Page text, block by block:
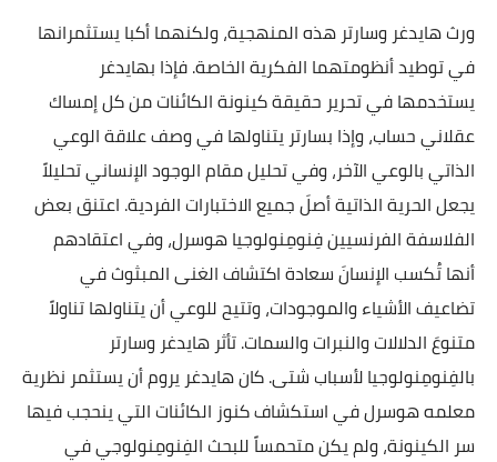
ورث هايدغر وسارتر هذه المنهجية، ولكنهما أكبا يستثمرانها
في توطيد أنظومتهما الفكرية الخاصة. فإذا بهايدغر
يستخدمها في تحرير حقيقة كينونة الكائنات من كل إمساك
عقلاني حساب، وإذا بسارتر يتناولها في وصف علاقة الوعي
الذاتي بالوعي الآخر، وفي تحليل مقام الوجود الإنساني تحليلاً
يجعل الحرية الذاتية أصلَ جميع الاختبارات الفردية. اعتنق بعض
الفلاسفة الفرنسيين فِنومِنولوجيا هوسرل، وفي اعتقادهم
أنها تُكسب الإنسانَ سعادة اكتشاف الغنى المبثوث في
تضاعيف الأشياء والموجودات، وتتيح للوعي أن يتناولها تناولاً
متنوعَ الدلالات والنبرات والسمات. تأثر هايدغر وسارتر
بالفِنومِنولوجيا لأسباب شتى. كان هايدغر يروم أن يستثمر نظرية
معلمه هوسرل في استكشاف كنوز الكائنات التي ينحجب فيها
سر الكينونة، ولم يكن متحمساً للبحث الفِنومِنولوجي في